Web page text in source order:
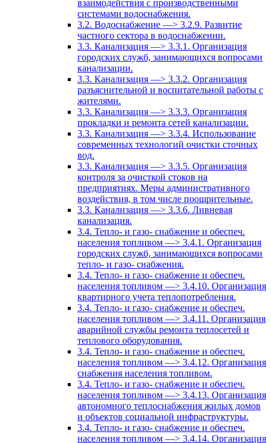
взаимодействия с производственными
системами водоснабжения.
3.2. Водоснабжение —> 3.2.9. Развитие
частного сектора в водоснабжении.
3.3. Канализация —> 3.3.1. Организация
городских служб, занимающихся вопросами
канализации.
3.3. Канализация —> 3.3.2. Организация
разъяснительной и воспитательной работы с
жителями.
3.3. Канализация —> 3.3.3. Организация
прокладки и ремонта сетей канализации.
3.3. Канализация —> 3.3.4. Использование
современных технологий очистки сточных
вод.
3.3. Канализация —> 3.3.5. Организация
контроля за очисткой стоков на
предприятиях. Меры административного
воздействия, в том числе поощрительные.
3.3. Канализация —> 3.3.6. Ливневая
канализация.
3.4. Тепло- и газо- снабжение и обеспеч.
населения топливом —> 3.4.1. Организация
городских служб, занимающихся вопросами
тепло- и газо- снабжения.
3.4. Тепло- и газо- снабжение и обеспеч.
населения топливом —> 3.4.10. Организация
квартирного учета теплопотребления.
3.4. Тепло- и газо- снабжение и обеспеч.
населения топливом —> 3.4.11. Организация
аварийной службы ремонта теплосетей и
теплового оборудования.
3.4. Тепло- и газо- снабжение и обеспеч.
населения топливом —> 3.4.12. Организация
снабжения населения топливом.
3.4. Тепло- и газо- снабжение и обеспеч.
населения топливом —> 3.4.13. Организация
автономного теплоснабжения жилых домов
и объектов социальной инфраструктуры.
3.4. Тепло- и газо- снабжение и обеспеч.
населения топливом —> 3.4.14. Организация